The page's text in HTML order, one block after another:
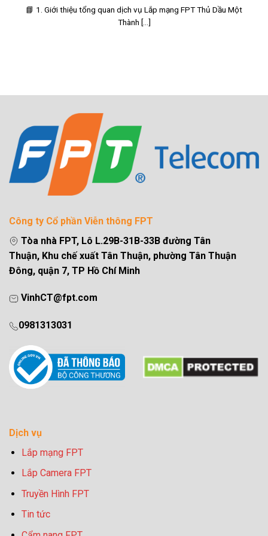
📘 1. Giới thiệu tổng quan dịch vụ Lắp mạng FPT Thủ Dầu Một
Thành [...]
Công ty Cổ phần Viễn thông FPT
Tòa nhà FPT, Lô L.29B-31B-33B đường Tân
Thuận, Khu chế xuất Tân Thuận, phường Tân Thuận
Đông, quận 7, TP Hồ Chí Minh
VinhCT@fpt.com
0981313031
Dịch vụ
Lắp mạng FPT
Lắp Camera FPT
Truyền Hình FPT
Tin tức